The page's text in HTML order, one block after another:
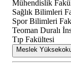
Mühendislik
Sağlık Bilimleri
Spor Bilimleri
Teoman Duralı
Tıp Fakültesi
Meslek